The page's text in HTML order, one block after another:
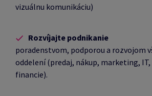
vizuálnu komunikáciu)
Rozvíjajte podnikanie
poradenstvom, podporou a rozvojom
oddelení (predaj, nákup, marketing, IT,
financie).